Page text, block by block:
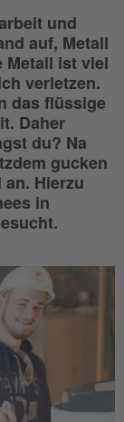
und
auf, Metall
ist viel
verletzen.
das flüssige
Daher
du? Na
gucken
Hierzu
in